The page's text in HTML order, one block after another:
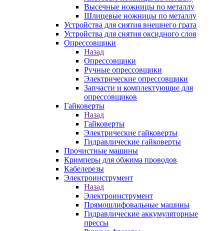
Высечные ножницы по металлу
Шлицевые ножницы по металлу
Устройства для снятия внешнего грата
Устройства для снятия оксидного слоя
Опрессовщики
Назад
Опрессовщики
Ручные опрессовщики
Электрические опрессовщики
Запчасти и комплектующие для
опрессовщиков
Гайковерты
Назад
Гайковерты
Электрические гайковерты
Гидравлические гайковерты
Прочистные машины
Кримперы для обжима проводов
Кабелерезы
Электроинструмент
Назад
Электроинструмент
Прямошлифовальные машины
Гидравлические аккумуляторные
прессы